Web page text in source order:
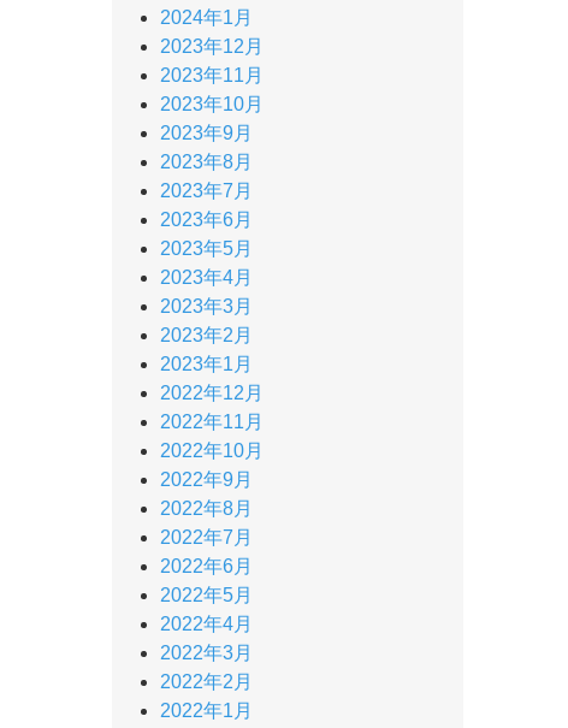
2024年1月
2023年12月
2023年11月
2023年10月
2023年9月
2023年8月
2023年7月
2023年6月
2023年5月
2023年4月
2023年3月
2023年2月
2023年1月
2022年12月
2022年11月
2022年10月
2022年9月
2022年8月
2022年7月
2022年6月
2022年5月
2022年4月
2022年3月
2022年2月
2022年1月